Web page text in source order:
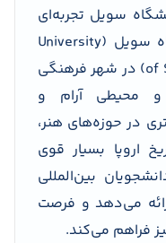
سویل تجربه‌ای
منحصربه‌فرد است، چون دانشگاه سویل (University
of Seville – Universidad de Sevilla) در شهر فرهنگی
و محیطی آرام و
در حوزه‌های هنر،
اروپا بسیار قوی
بین‌المللی
می‌دهد و فرصت
فراهم می‌کند.